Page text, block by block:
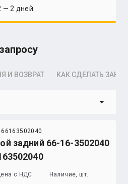
— 2 дней
И ВОЗВРАТ КАК СДЕЛАТЬ
arrow_drop_down
66163502040
задний 66-16-3502040
с НДС: Наличие, шт.